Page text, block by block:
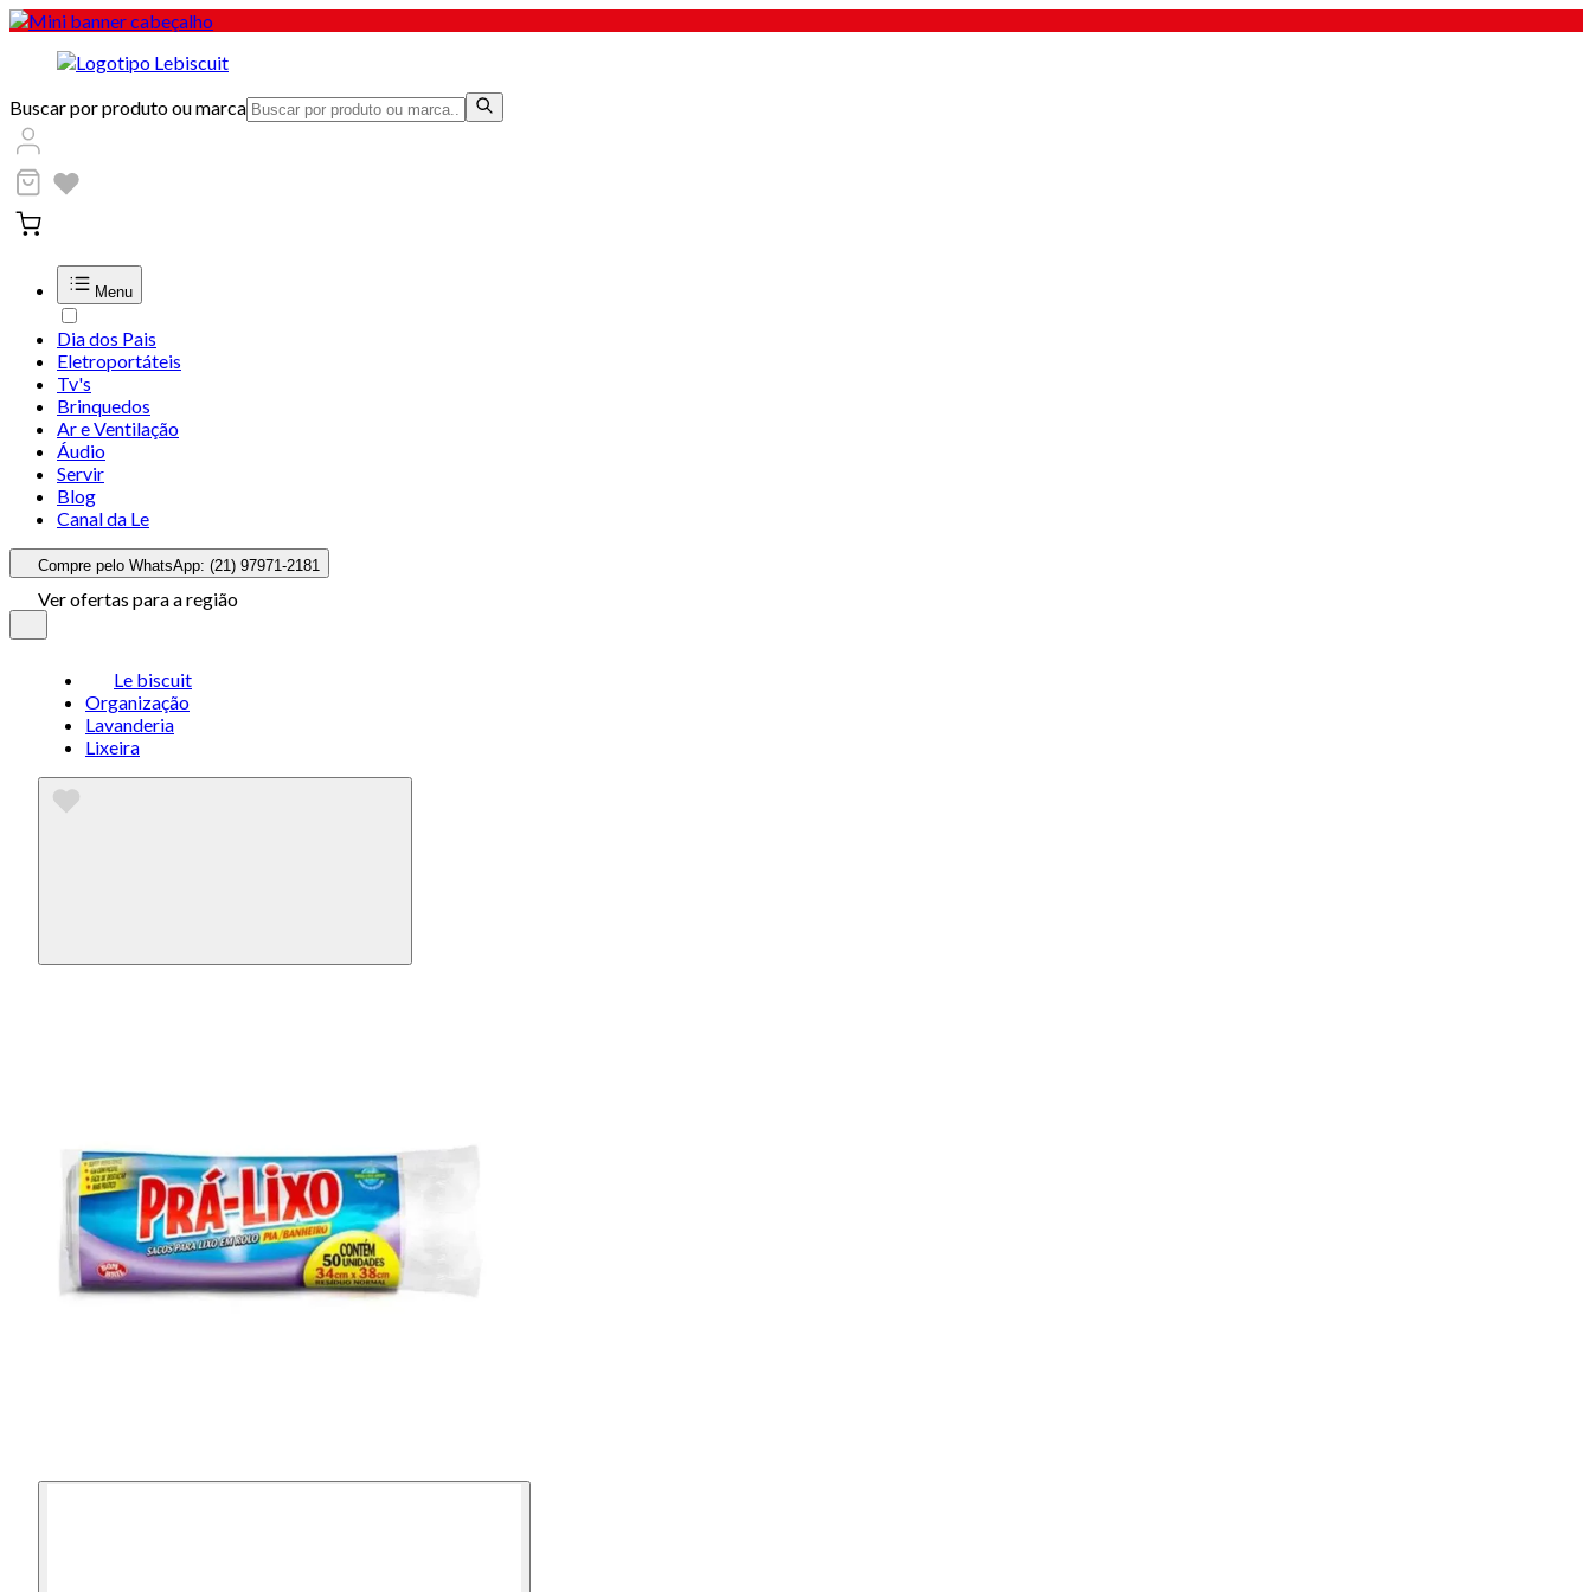
Buscar por produto ou marca
Menu
Dia dos Pais
Eletroportáteis
Tv's
Brinquedos
Ar e Ventilação
Áudio
Servir
Blog
Canal da Le
Compre pelo WhatsApp: (21) 97971-2181
Ver ofertas para a região
Le biscuit
Organização
Lavanderia
Lixeira